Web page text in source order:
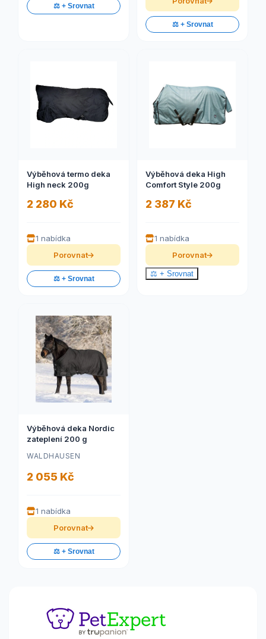
⚖️ + Srovnat
⚖️ + Srovnat
Výběhová termo deka
High neck 200g
2 280 Kč
1 nabídka
Porovnat
⚖️ + Srovnat
Výběhová deka High
Comfort Style 200g
2 387 Kč
1 nabídka
Porovnat
⚖️ + Srovnat
Výběhová deka Nordic
zateplení 200 g
WALDHAUSEN
2 055 Kč
1 nabídka
Porovnat
⚖️ + Srovnat